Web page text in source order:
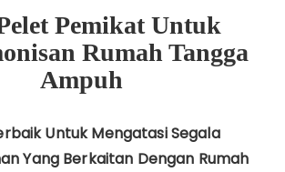
Pemikat Untuk
Rumah Tangga
Ampuh
Untuk Mengatasi Segala
Yang Berkaitan Dengan Rumah